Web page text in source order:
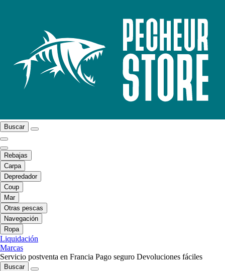
Buscar
Rebajas
Carpa
Depredador
Coup
Mar
Otras pescas
Navegación
Ropa
Liquidación
Marcas
Servicio postventa en Francia Pago seguro Devoluciones fáciles
Buscar